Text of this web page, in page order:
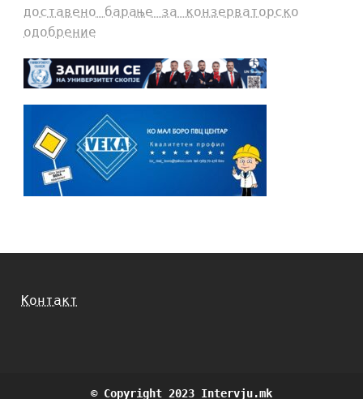
доставено барање за конзерваторско
одобрение
Контакт
© Copyright 2023 Intervju.mk